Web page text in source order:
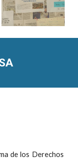
de los Derechos